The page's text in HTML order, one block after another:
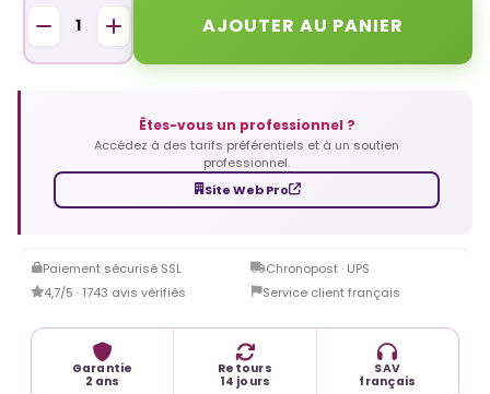
AJOUTER AU PANIER
Êtes-vous un professionnel ?
Accédez à des tarifs préférentiels et à un soutien
professionnel.
Site Web Pro
Paiement sécurisé SSL
Chronopost · UPS
4,7/5 · 1743 avis vérifiés
Service client français
Garantie
2 ans
Retours
14 jours
SAV
français